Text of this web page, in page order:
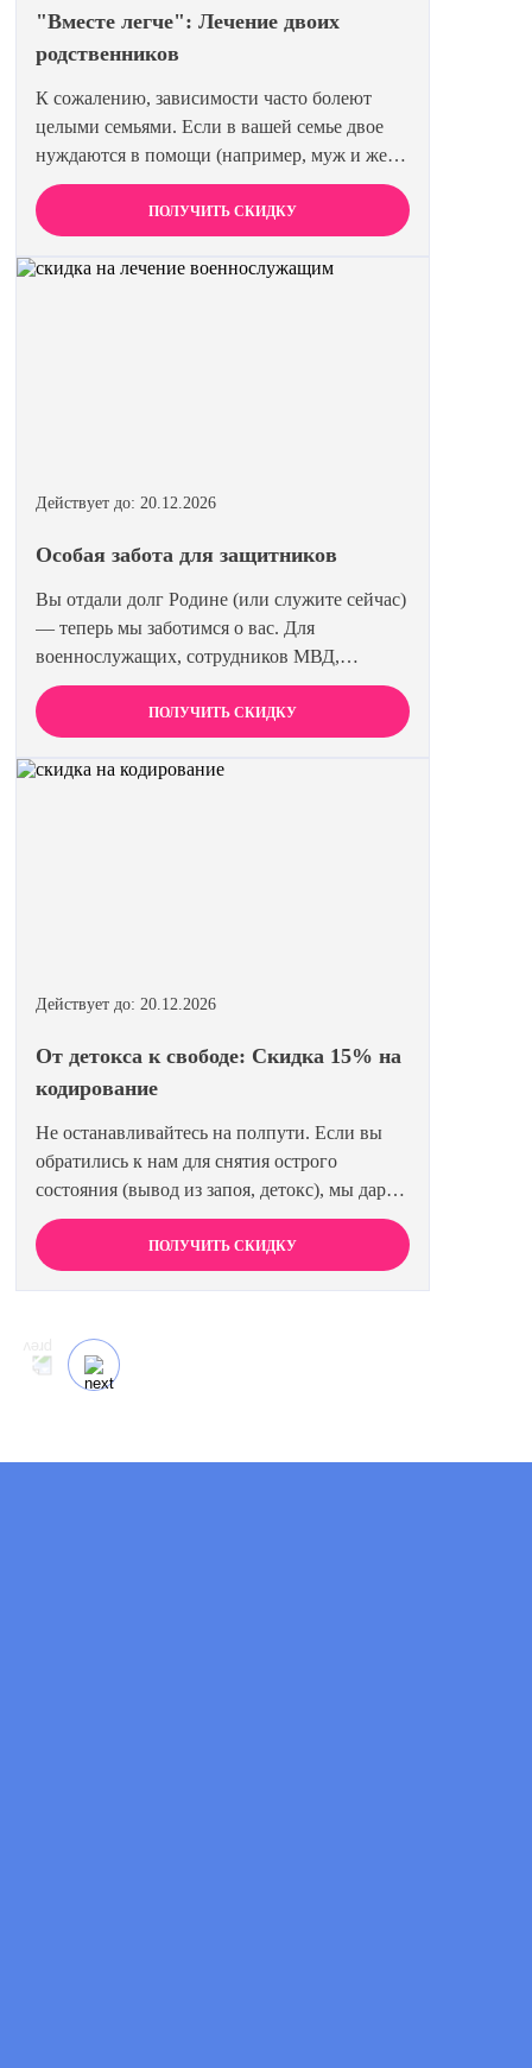
"Вместе легче": Лечение двоих
родственников
К сожалению, зависимости часто болеют
целыми семьями. Если в вашей семье двое
нуждаются в помощи (например, муж и жена
или два брата), мы предлагаем специальную
цену на одновременное лечение. Второй
член семьи получает скидку 15%. Лечиться
вместе эффективнее и выгоднее.
ПОЛУЧИТЬ СКИДКУ
Действует до: 20.12.2026
Особая забота для защитников
Вы отдали долг Родине (или служите сейчас)
— теперь мы заботимся о вас. Для
военнослужащих, сотрудников МВД,
Росгвардии и членов их семей мы
предоставляем скидку 15% на все виды
лечения и кодирования. Полная анонимность
и уважение к вашему статусу гарантированы.
ПОЛУЧИТЬ СКИДКУ
Действует до: 20.12.2026
От детокса к свободе: Скидка 15% на
кодирование
Не останавливайтесь на полпути. Если вы
обратились к нам для снятия острого
состояния (вывод из запоя, детокс), мы дарим
вам право на льготное кодирование. Просто
предъявите документ об оплате первичной
процедуры, и получите скидку 15% на любой
ПОЛУЧИТЬ СКИДКУ